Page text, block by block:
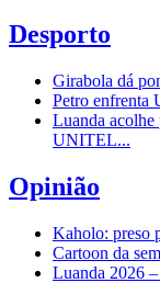
Desporto
Girabola dá
Petro enfrenta
Luanda acolhe
UNITEL...
Opinião
Kaholo: preso
Cartoon da
Luanda 2026